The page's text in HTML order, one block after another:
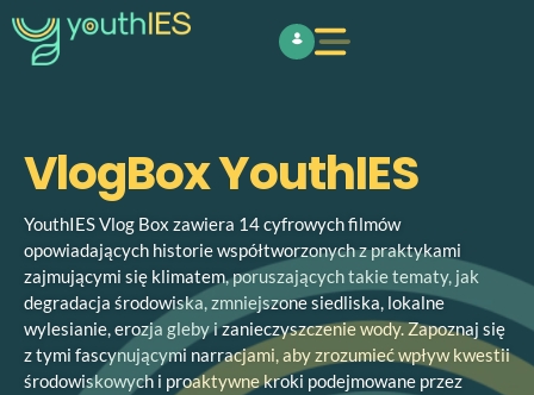
VlogBox YouthIES
YouthIES Vlog Box zawiera 14 cyfrowych filmów
opowiadających historie współtworzonych z praktykami
zajmującymi się klimatem, poruszających takie tematy, jak
degradacja środowiska, zmniejszone siedliska, lokalne
wylesianie, erozja gleby i zanieczyszczenie wody. Zapoznaj się
z tymi fascynującymi narracjami, aby zrozumieć wpływ kwestii
środowiskowych i proaktywne kroki podejmowane przez